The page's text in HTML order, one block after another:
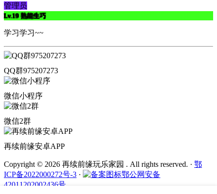
管理员
Lv.19 熟能生巧
学习学习~~
QQ群975207273
微信小程序
微信2群
再续前缘安卓APP
Copyright © 2026 再续前缘玩乐家园 . All rights reserved. · 鄂
ICP备2022000272号-3 ·
鄂公网安备
42011202002436号